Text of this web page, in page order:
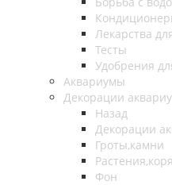
Лекарства
Тесты
Удобрения
Аквариумы
Декорации
Назад
Декорации
Гроты,камни
Фон